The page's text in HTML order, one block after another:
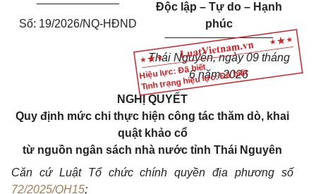
Hiệu lực: Đã biết
Tình trạng hiệu lực: Đã biết
Số: 19/2026/NQ-HĐND
Độc lập – Tự do – Hạnh
phúc
_________________
Thái Nguyên, ngày 09 tháng
6 năm 2026
NGHỊ QUYẾT
Quy định mức chi thực hiện công tác thăm dò, khai
quật khảo cổ
từ nguồn ngân sách nhà nước tỉnh Thái Nguyên
Căn cứ Luật Tổ chức chính quyền địa phương số
72/2025/QH15;